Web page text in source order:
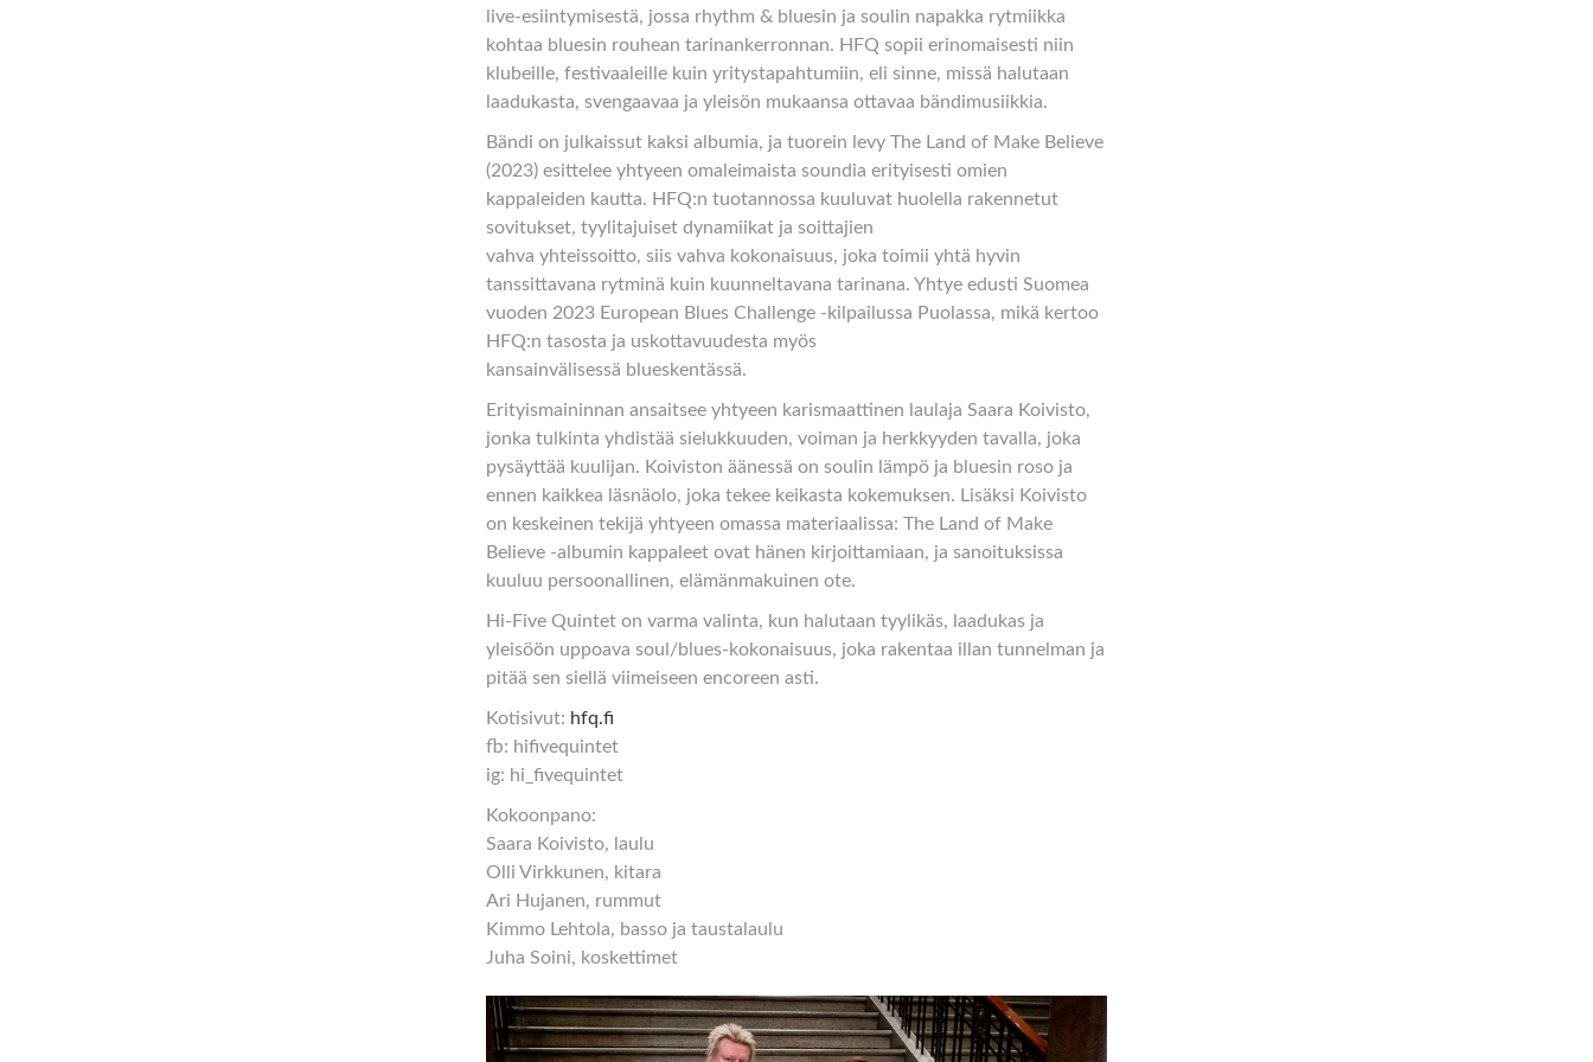
live-esiintymisestä, jossa rhythm & bluesin ja soulin napakka rytmiikka
kohtaa bluesin rouhean tarinankerronnan. HFQ sopii erinomaisesti niin
klubeille, festivaaleille kuin yritystapahtumiin, eli sinne, missä halutaan
laadukasta, svengaavaa ja yleisön mukaansa ottavaa bändimusiikkia.
Bändi on julkaissut kaksi albumia, ja tuorein levy The Land of Make Believe
(2023) esittelee yhtyeen omaleimaista soundia erityisesti omien
kappaleiden kautta. HFQ:n tuotannossa kuuluvat huolella rakennetut
sovitukset, tyylitajuiset dynamiikat ja soittajien
vahva yhteissoitto, siis vahva kokonaisuus, joka toimii yhtä hyvin
tanssittavana rytminä kuin kuunneltavana tarinana. Yhtye edusti Suomea
vuoden 2023 European Blues Challenge -kilpailussa Puolassa, mikä kertoo
HFQ:n tasosta ja uskottavuudesta myös
kansainvälisessä blueskentässä.
Erityismaininnan ansaitsee yhtyeen karismaattinen laulaja Saara Koivisto,
jonka tulkinta yhdistää sielukkuuden, voiman ja herkkyyden tavalla, joka
pysäyttää kuulijan. Koiviston äänessä on soulin lämpö ja bluesin roso ja
ennen kaikkea läsnäolo, joka tekee keikasta kokemuksen. Lisäksi Koivisto
on keskeinen tekijä yhtyeen omassa materiaalissa: The Land of Make
Believe -albumin kappaleet ovat hänen kirjoittamiaan, ja sanoituksissa
kuuluu persoonallinen, elämänmakuinen ote.
Hi-Five Quintet on varma valinta, kun halutaan tyylikäs, laadukas ja
yleisöön uppoava soul/blues-kokonaisuus, joka rakentaa illan tunnelman ja
pitää sen siellä viimeiseen encoreen asti.
Kotisivut: hfq.fi
fb: hifivequintet
ig: hi_fivequintet
Kokoonpano:
Saara Koivisto, laulu
Olli Virkkunen, kitara
Ari Hujanen, rummut
Kimmo Lehtola, basso ja taustalaulu
Juha Soini, koskettimet